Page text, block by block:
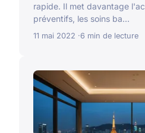
rapide. Il met davantage
préventifs, les soins ba...
11 mai 2022 6 min de lecture